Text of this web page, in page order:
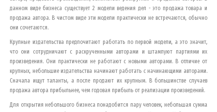
данном виде бизнеса существует 2 модели ведения дел - это продажа товара и
продажа автора. В чистом виде эти модели практически не встречаются, обычно
они сочетаются.
Крупные издательства предпочитают работать по первой модели, а это значит,
что они сотрудничают с раскрученными авторами и штампуют партиями их
произведения. Они практически не работают с новыми авторами. В отличие от
крупных, небольшие издательства начинают работать с начинающими авторами.
Сначала ищут таланты, а после продают их крупным. В большинстве случаев
продажа автора прибыльнее, чем годовая прибыль от реализации произведений.
Для открытия небольшого бизнеса понадобится пару человек, небольшая сумма